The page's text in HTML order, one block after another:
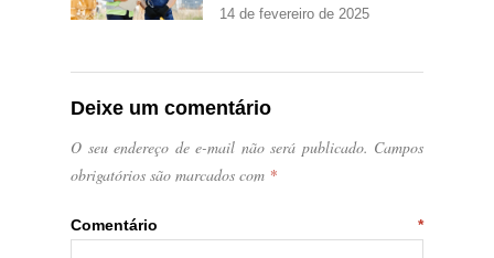
14 de fevereiro de 2025
Deixe um comentário
O seu endereço de e-mail não será publicado. Campos
obrigatórios são marcados com *
Comentário *